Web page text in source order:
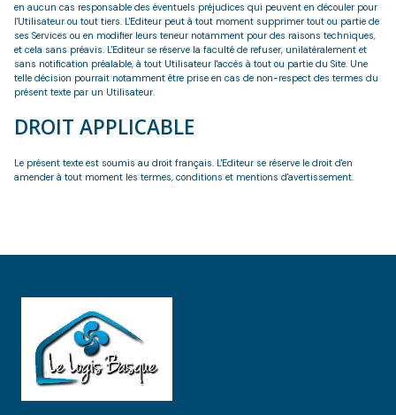
en aucun cas responsable des éventuels préjudices qui peuvent en découler pour
l'Utilisateur ou tout tiers. L'Editeur peut à tout moment supprimer tout ou partie de
ses Services ou en modifier leurs teneur notamment pour des raisons techniques,
et cela sans préavis. L'Editeur se réserve la faculté de refuser, unilatéralement et
sans notification préalable, à tout Utilisateur l'accès à tout ou partie du Site. Une
telle décision pourrait notamment être prise en cas de non-respect des termes du
présent texte par un Utilisateur.
DROIT APPLICABLE
Le présent texte est soumis au droit français. L'Editeur se réserve le droit d'en
amender à tout moment les termes, conditions et mentions d'avertissement.